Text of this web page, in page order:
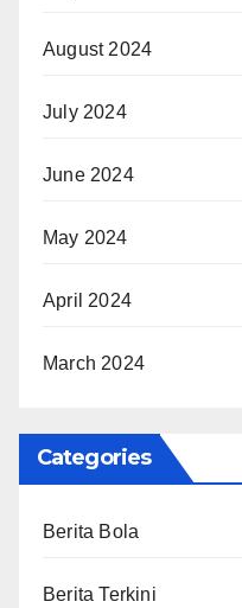
August 2024
July 2024
June 2024
May 2024
April 2024
March 2024
Categories
Berita Bola
Berita Terkini